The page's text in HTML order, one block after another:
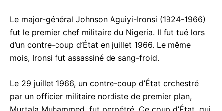
Le major-général Johnson Aguiyi-Ironsi (1924-1966)
fut le premier chef militaire du Nigeria. Il fut tué lors
d’un contre-coup d’État en juillet 1966. Le même
mois, Ironsi fut assassiné de sang-froid.
Le 29 juillet 1966, un contre-coup d’État orchestré
par un officier militaire nordiste de premier plan,
Murtala Muhammed, fut perpétré. Ce coup d’État, qui